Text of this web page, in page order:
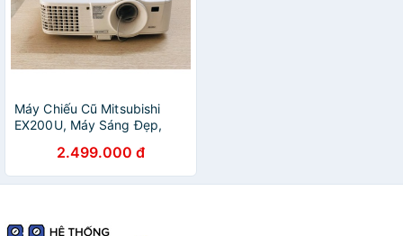
Máy Chiếu Cũ Mitsubishi
EX200U, Máy Sáng Đẹp,
2.499.000 đ